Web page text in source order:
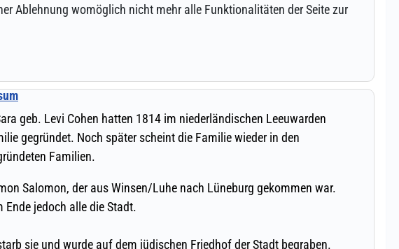
Ablehnung womöglich nicht mehr alle Funktionalitäten der Seite zur